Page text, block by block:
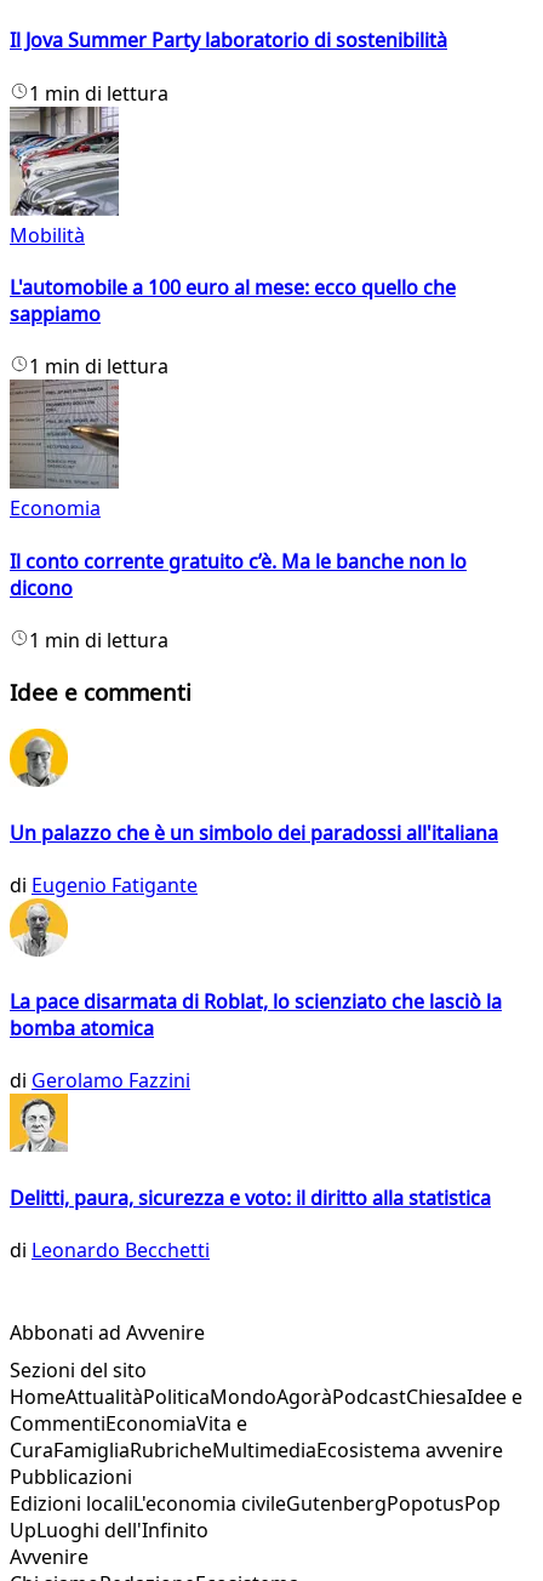
Il Jova Summer Party laboratorio di sostenibilità
1 min di lettura
Mobilità
L'automobile a 100 euro al mese: ecco quello che
sappiamo
1 min di lettura
Economia
Il conto corrente gratuito c’è. Ma le banche non lo
dicono
1 min di lettura
Idee e commenti
Un palazzo che è un simbolo dei paradossi all'italiana
di Eugenio Fatigante
La pace disarmata di Roblat, lo scienziato che lasciò la
bomba atomica
di Gerolamo Fazzini
Delitti, paura, sicurezza e voto: il diritto alla statistica
di Leonardo Becchetti
Abbonati ad Avvenire
Sezioni del sito
HomeAttualitàPoliticaMondoAgoràPodcastChiesaIdee e
CommentiEconomiaVita e
CuraFamigliaRubricheMultimediaEcosistema avvenire
Pubblicazioni
Edizioni localiL'economia civileGutenbergPopotusPop
UpLuoghi dell'Infinito
Avvenire